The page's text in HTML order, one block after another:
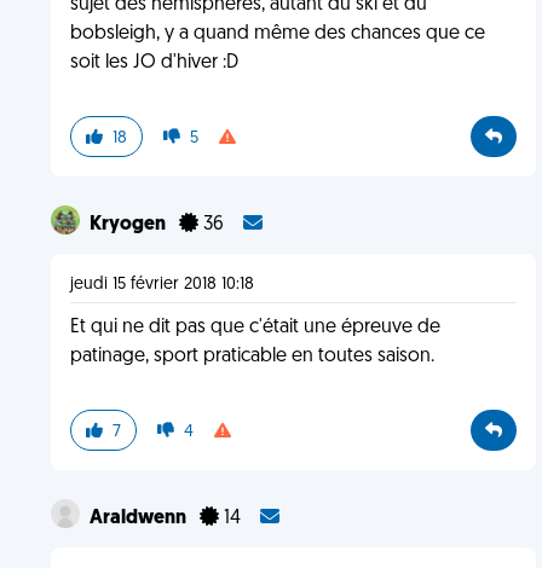
sujet des hémisphères, autant du ski et du
bobsleigh, y a quand même des chances que ce
soit les JO d'hiver :D
18 5
Kryogen 36
jeudi 15 février 2018 10:18
Et qui ne dit pas que c'était une épreuve de
patinage, sport praticable en toutes saison.
7 4
Araldwenn 14